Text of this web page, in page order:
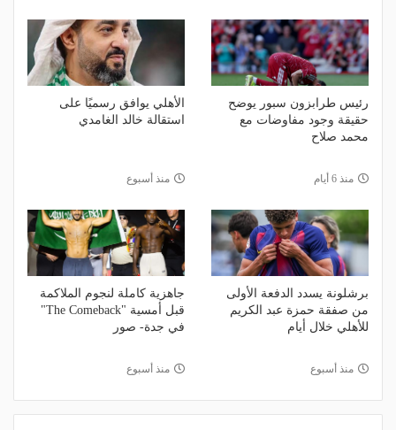
رئيس طرابزون سبور يوضح
حقيقة وجود مفاوضات مع
محمد صلاح
منذ 6 أيام
الأهلي يوافق رسميًا على
استقالة خالد الغامدي
منذ أسبوع
برشلونة يسدد الدفعة الأولى
من صفقة حمزة عبد الكريم
للأهلي خلال أيام
منذ أسبوع
جاهزية كاملة لنجوم الملاكمة
قبل أمسية "The Comeback"
في جدة- صور
منذ أسبوع